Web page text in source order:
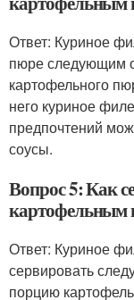
Ответ: Куриное
пюре следующим
картофельного
него куриное
предпочтений
соусы.
Вопрос 5: Как
картофельным
Ответ: Куриное
сервировать
порцию